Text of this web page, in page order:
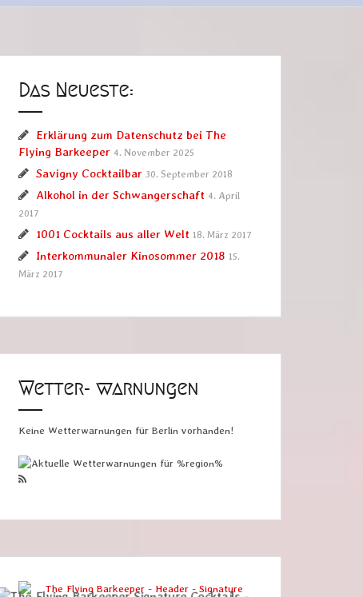
Das Neueste:
Erklärung zum Datenschutz bei The
Flying Barkeeper 4. November 2025
Savigny Cocktailbar 30. September 2018
Alkohol in der Schwangerschaft 4. April
2017
1001 Cocktails aus aller Welt 18. März 2017
Interkommunaler Kinosommer 2018 15.
März 2017
Wetter- warnungen
Keine Wetterwarnungen für Berlin vorhanden!